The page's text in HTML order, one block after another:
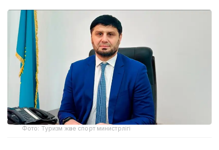
Фото: Туризм және спорт министрлігі